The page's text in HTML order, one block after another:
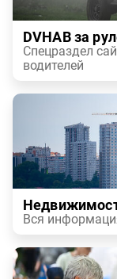
DVHAB за
Спецраздел
водителей
Вся